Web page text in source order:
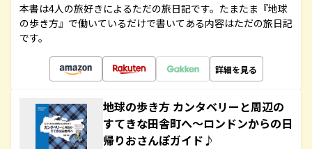
本書は4人の旅好きによるただの旅日記です。たまたま『地球
の歩き方』で働いているだけで書いてある内容はただの旅日記
です。
詳細を見る
地球の歩き方 カンタベリーと周辺の
すてきな田舎町へ～ロンドンからの日
帰りおさんぽガイド♪